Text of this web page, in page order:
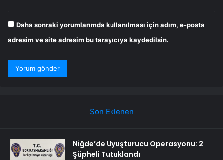
Daha sonraki yorumlarımda kullanılması için adım, e-posta
adresim ve site adresim bu tarayıcıya kaydedilsin.
Son Eklenen
Niğde’de Uyuşturucu Operasyonu: 2
Şüpheli Tutuklandı